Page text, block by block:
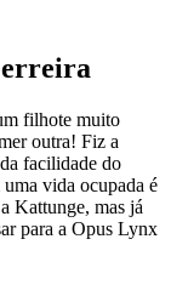
filhote muito
outra! Fiz a
facilidade do
vida ocupada é
Kattunge, mas já
para a Opus Lynx